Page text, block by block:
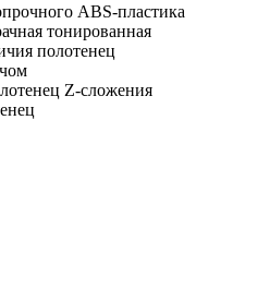
ABS-пластика
тонированная
полотенец
Z-сложения